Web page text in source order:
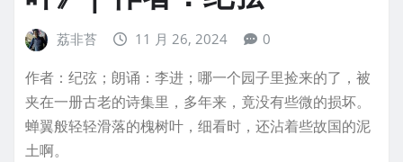
荔非苔 11 月 26, 2024 0
作者：纪弦；朗诵：李进；哪一个园子里捡来的了，被
夹在一册古老的诗集里，多年来，竟没有些微的损坏。
蝉翼般轻轻滑落的槐树叶，细看时，还沾着些故国的泥
土啊。